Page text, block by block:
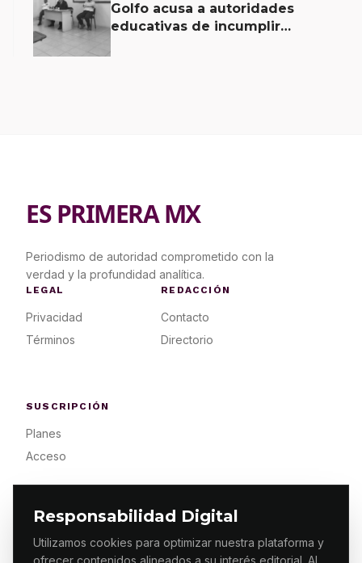
Responsabilidad Digital
Utilizamos cookies para optimizar nuestra plataforma y
ofrecer contenidos alineados a su interés editorial. Al
Golfo acusa a autoridades
educativas de incumplir
ES PRIMERA MX
Periodismo de autoridad comprometido con la
verdad y la profundidad analítica.
LEGAL
Privacidad
Términos
REDACCIÓN
Contacto
Directorio
SUSCRIPCIÓN
Planes
Acceso